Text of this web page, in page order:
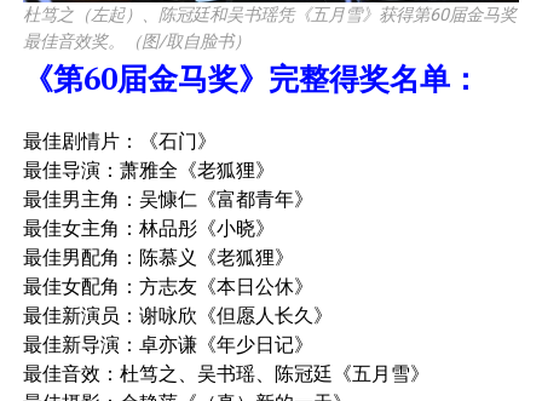
杜笃之（左起）、陈冠廷和吴书瑶凭《五月雪》获得第60届金马奖
最佳音效奖。（图/取自脸书）
《第60届金马奖》完整得奖名单：
最佳剧情片：《石门》
最佳导演：萧雅全《老狐狸》
最佳男主角：吴慷仁《富都青年》
最佳女主角：林品彤《小晓》
最佳男配角：陈慕义《老狐狸》
最佳女配角：方志友《本日公休》
最佳新演员：谢咏欣《但愿人长久》
最佳新导演：卓亦谦《年少日记》
最佳音效：杜笃之、吴书瑶、陈冠廷《五月雪》